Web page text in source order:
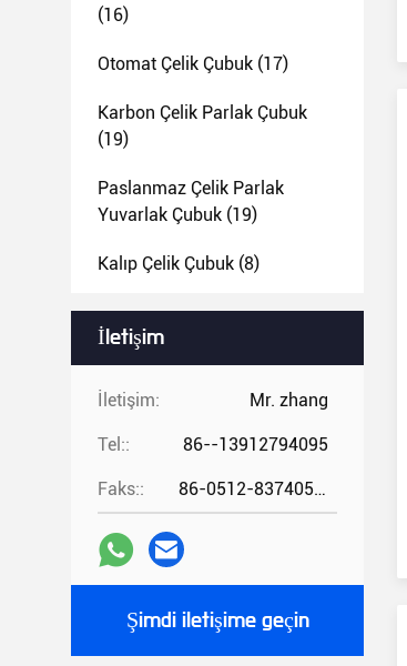
(16)
Otomat Çelik Çubuk (17)
Karbon Çelik Parlak Çubuk
(19)
Paslanmaz Çelik Parlak
Yuvarlak Çubuk (19)
Kalıp Çelik Çubuk (8)
Yapısal Çelik Şekiller(7)
Dişli Parlak Yuvarlak Çelik(6)
İletişim
İletişim: Mr. zhang
Tel:: 86--13912794095
Faks:: 86-0512-83740521
Şimdi iletişime geçin